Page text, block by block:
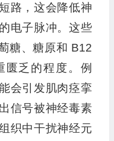
路，这会降低神
电子脉冲。这些
糖、糖原和 B12
匮乏的程度。例
会引发肌肉痉挛
信号被神经毒素
织中干扰神经元